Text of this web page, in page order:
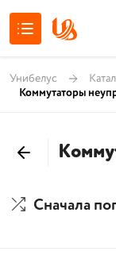
Унибелус
Коммутаторы